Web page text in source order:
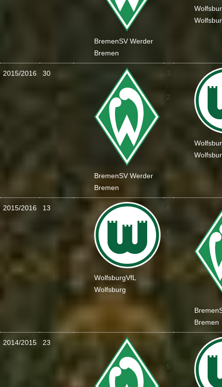
BremenSV Werder
Bremen
2015/2016 30
BremenSV Werder
Bremen
3
:
2
2015/2016 13
WolfsburgVfL
Wolfsburg
6
:
0
Bremen
Bremen
2014/2015 23
3
5